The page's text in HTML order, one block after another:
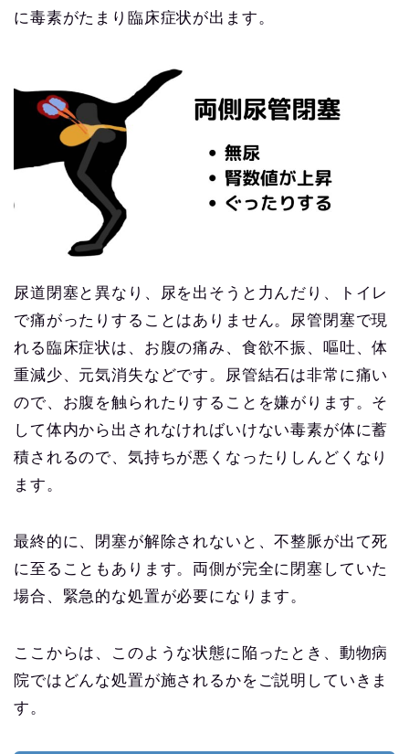
に毒素がたまり臨床症状が出ます。
尿道閉塞と異なり、尿を出そうと力んだり、トイレ
で痛がったりすることはありません。尿管閉塞で現
れる臨床症状は、お腹の痛み、食欲不振、嘔吐、体
重減少、元気消失などです。尿管結石は非常に痛い
ので、お腹を触られたりすることを嫌がります。そ
して体内から出されなければいけない毒素が体に蓄
積されるので、気持ちが悪くなったりしんどくなり
ます。
最終的に、閉塞が解除されないと、不整脈が出て死
に至ることもあります。両側が完全に閉塞していた
場合、緊急的な処置が必要になります。
ここからは、このような状態に陥ったとき、動物病
院ではどんな処置が施されるかをご説明していきま
す。